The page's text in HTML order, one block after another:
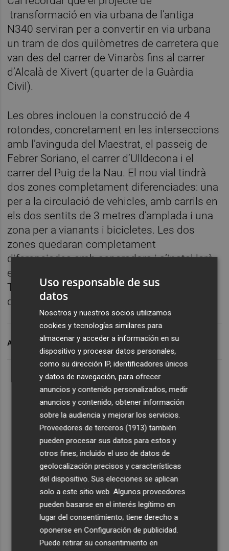
transformació en via urbana de l’antiga
N340 serviran per a convertir en via urbana
un tram de dos quilòmetres de carretera que
van des del carrer de Vinaròs fins al carrer
d’Alcalà de Xivert (quarter de la Guàrdia
Civil).
Les obres inclouen la construcció de 4
rotondes, concretament en les interseccions
amb l’avinguda del Maestrat, el passeig de
Febrer Soriano, el carrer d’Ulldecona i el
carrer del Puig de la Nau. El nou vial tindrà
dos zones completament diferenciades: una
per a la circulació de vehicles, amb carrils en
els dos sentits de 3 metres d’amplada i una
zona per a vianants i bicicletes. Les dos
zones quedaran completament
diferenciades amb separadors i s’instal·larà
enllumenat públic pel lateral de la calçada.
També es reforçarà la il·luminació en les
quatre redones.
ARCHIVADO EN AJUNTAMENT DE BENICARLÓ
Uso responsable de sus
datos
Nosotros y nuestros socios utilizamos
cookies y tecnologías similares para
almacenar y acceder a información en su
dispositivo y procesar datos personales,
como su dirección IP, identificadores únicos
y datos de navegación, para ofrecer
anuncios y contenido personalizados, medir
anuncios y contenido, obtener información
sobre la audiencia y mejorar los servicios.
Proveedores de terceros (1913) también
pueden procesar sus datos para estos y
otros fines, incluido el uso de datos de
geolocalización precisos y características
del dispositivo. Sus elecciones se aplican
solo a este sitio web. Algunos proveedores
pueden basarse en el interés legítimo en
lugar del consentimiento; tiene derecho a
oponerse enConfiguración de publicidad
Puede retirar su consentimiento en